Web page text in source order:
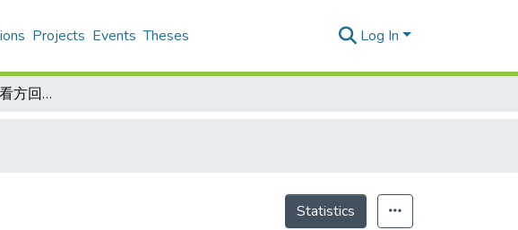
Projects Events Theses Log In
從劉勰的 "六觀說" 看方回評點黃庭堅詩的模式
Statistics